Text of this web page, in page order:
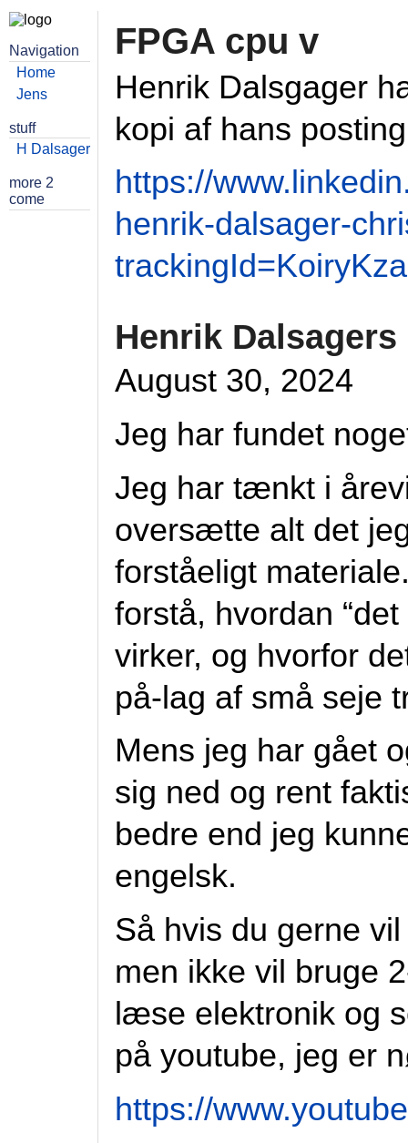
Navigation
Home
Jens
stuff
H Dalsager
more 2
come
FPGA cpu v
Henrik Dalsgager
kopi af hans
https://
henrik-dalsager-
Henrik Dalsagers
August 30, 2024
Jeg har fundet
Jeg har tænkt i
oversætte alt det
forståeligt
forstå, hvordan
virker, og hvorfor
på-lag af små seje
Mens jeg har gået
sig ned og rent
bedre end jeg
engelsk.
Så hvis du gerne
men ikke vil bruge
læse elektronik og
på youtube, jeg er
https://